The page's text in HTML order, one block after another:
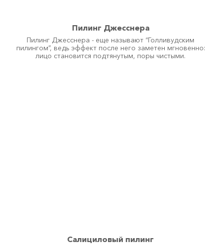
Пилинг Джесснера
Пилинг Джесснера - еще называют “Голливудским
пилингом”, ведь эффект после него заметен мгновенно:
лицо становится подтянутым, поры чистыми.
Салициловый пилинг